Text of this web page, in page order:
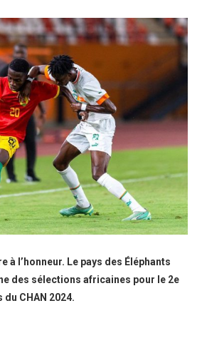
à l’honneur. Le pays des Éléphants
des sélections africaines pour le 2e
CHAN 2024.